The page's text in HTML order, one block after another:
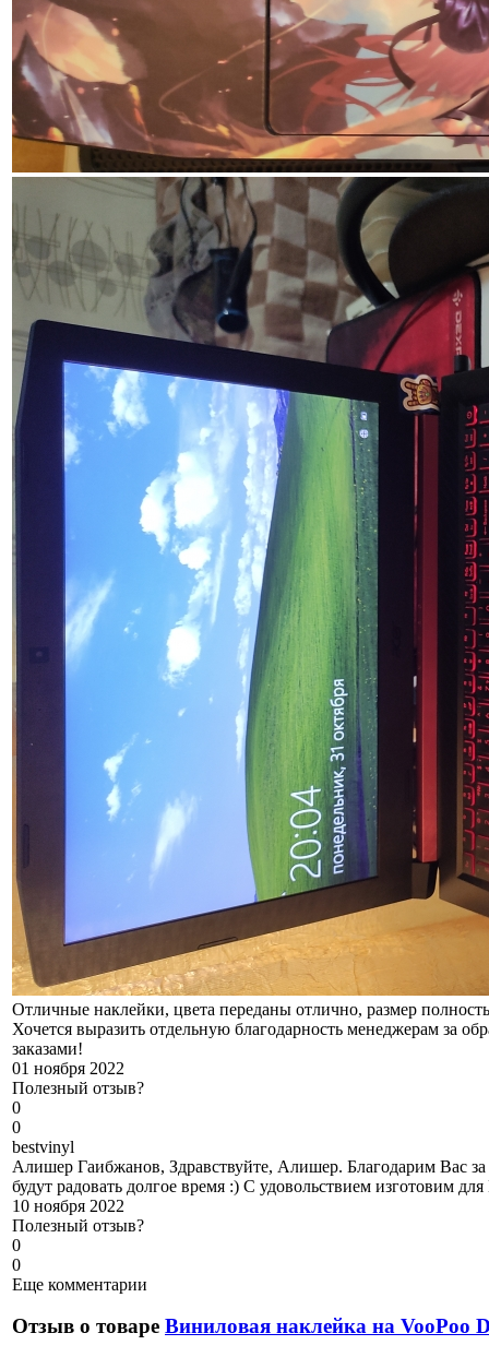
Отличные наклейки, цвета переданы отлично, размер
Хочется выразить отдельную благодарность менеджерам за
заказами!
01 ноября 2022
Полезный отзыв?
0
0
bestvinyl
Алишер Гаибжанов, Здравствуйте, Алишер. Благодарим Вас
будут радовать долгое время :) С удовольствием изготовим
10 ноября 2022
Полезный отзыв?
0
0
Еще комментарии
Отзыв о товаре Виниловая наклейка на VooPoo